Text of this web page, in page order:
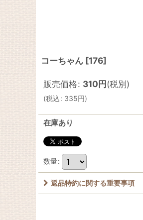
コーちゃん [176]
販売価格: 310円(税別)
(税込: 335円)
在庫あり
数量:
返品特約に関する重要事項